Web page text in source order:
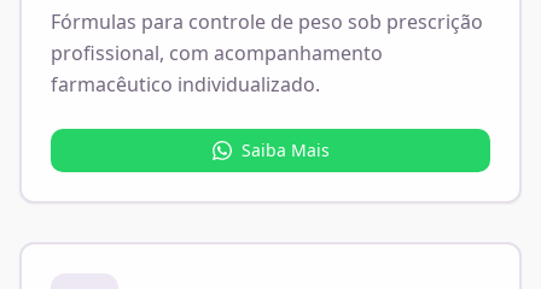
Fórmulas para controle de peso sob prescrição
profissional, com acompanhamento
farmacêutico individualizado.
Saiba Mais